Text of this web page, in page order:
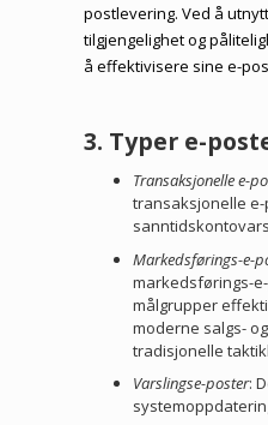
postlevering. Ved å
tilgjengelighet og
å effektivisere sine e-
3. Typer e-
Transaksjonelle e-
transaksjonelle
Markedsførings-e-
markedsførings-
målgrupper
moderne salgs-
tradisjonelle
Varslingse-poster: